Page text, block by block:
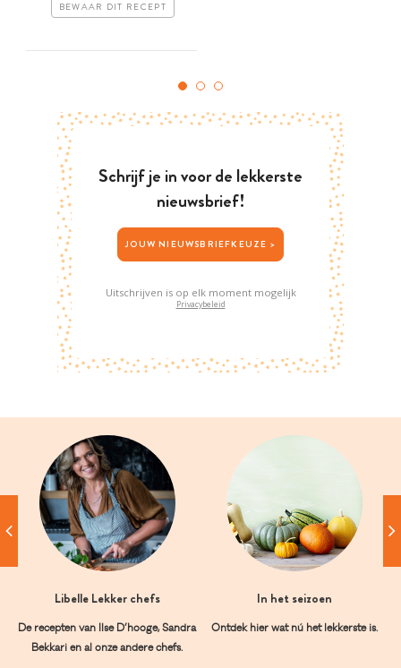
BEWAAR DIT RECEPT
Schrijf je in voor de lekkerste
nieuwsbrief!
JOUW NIEUWSBRIEFKEUZE >
Uitschrijven is op elk moment mogelijk
Privacybeleid
Libelle Lekker chefs
De recepten van Ilse D’hooge, Sandra
Bekkari en al onze andere chefs.
In het seizoen
Ontdek hier wat nú het lekkerste is.